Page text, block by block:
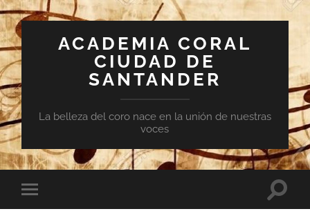
ACADEMIA CORAL
CIUDAD DE
SANTANDER
La belleza del coro nace en la unión de nuestras
voces
Alternar
el